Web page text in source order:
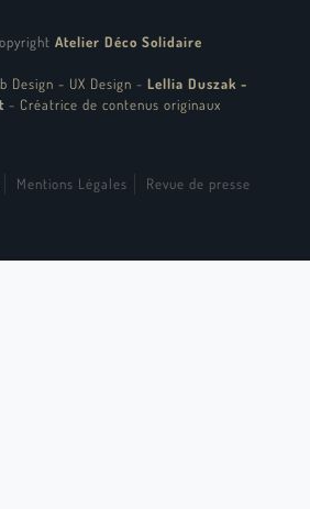
Atelier Déco Solidaire
Design - UX Design - Lellia Duszak -
- Créatrice de contenus originaux
Mentions Légales Revue de presse